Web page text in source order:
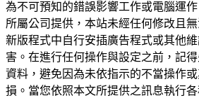
為不可預知的錯誤影響工作或電腦運
所屬公司提供，本站未經任何修改且
新版程式中自行安插廣告程式或其他
害。在進行任何操作與設定之前，記
資料，避免因為未依指示的不當操作
損。當您依照本文所提供之訊息執行